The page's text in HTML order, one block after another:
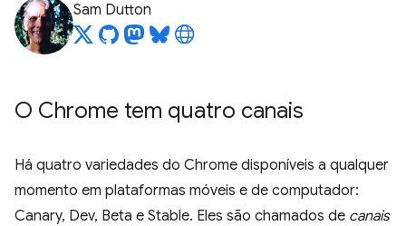
Sam Dutton
O Chrome tem quatro canais
Há quatro variedades do Chrome disponíveis a qualquer
momento em plataformas móveis e de computador:
Canary, Dev, Beta e Stable. Eles são chamados de canais